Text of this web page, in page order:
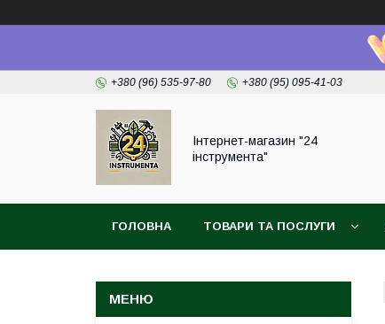
+380 (96) 535-97-80 +380 (95) 095-41-03
Інтернет-магазин "24
інструмента"
ГОЛОВНА ТОВАРИ ТА ПОСЛУГИ